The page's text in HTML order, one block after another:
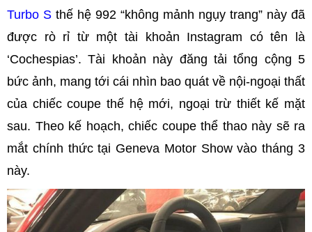
Turbo S thế hệ 992 “không mảnh ngụy trang” này đã
được rò rỉ từ một tài khoản Instagram có tên là
‘Cochespias’. Tài khoản này đăng tải tổng cộng 5
bức ảnh, mang tới cái nhìn bao quát về nội-ngoại thất
của chiếc coupe thế hệ mới, ngoại trừ thiết kế mặt
sau. Theo kế hoạch, chiếc coupe thể thao này sẽ ra
mắt chính thức tại Geneva Motor Show vào tháng 3
này.